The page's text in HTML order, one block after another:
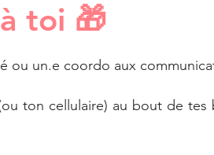
toi 🎁
ou un.e coordo aux
ton cellulaire) au bout de tes